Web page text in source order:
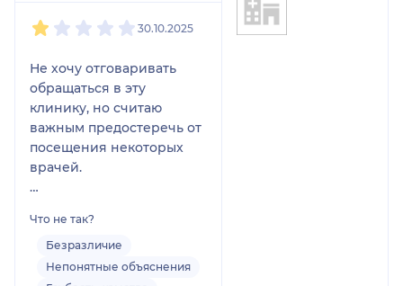
30.10.2025
Не хочу отговаривать
обращаться в эту
клинику, но считаю
важным предостеречь от
посещения некоторых
врачей.
Голобородько Л.А. Пишу
«кандидат наук» в
кавычках, потому что на
Что не так?
Безразличие
Непонятные объяснения